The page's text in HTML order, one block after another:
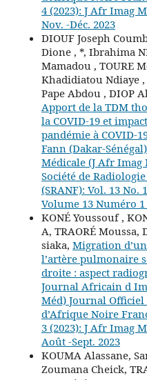
4 (2023): J Afr Imag
Nov. -Déc. 2023
DIOUF Joseph
Dione , *, Ibrahima
Mamadou , TOURE
Khadidiatou Ndiaye ,
Pape Abdou , DIOP
Apport de la TDM
la COVID-19 et
pandémie à COVID-
Fann (Dakar-Sénégal)
Médicale (J Afr
Société de
(SRANF): Vol. 13 No.
Volume 13 Numéro
KONÉ Youssouf ,
A, TRAORÉ Moussa,
siaka, Migration
l’artère pulmonaire
droite : aspect
Journal Africain d
Méd) Journal Officiel
d’Afrique Noire
3 (2023): J Afr Imag
Août -Sept. 2023
KOUMA Alassane,
Zoumana Cheick,